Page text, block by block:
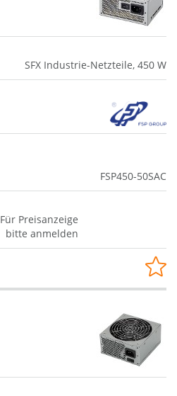
SFX Industrie-Netzteile, 450 W
FSP450-50SAC
Für Preisanzeige
bitte anmelden